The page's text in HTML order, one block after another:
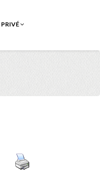
PRIVÉ